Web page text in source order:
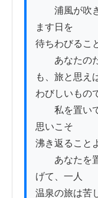
浦風が吹き
ます日を
待ちわびるこ
あなたのた
も、旅と思え
わびしいもの
私を置いて
思いこそ
沸き返ること
あなたを置
げて、一人
温泉の旅は苦